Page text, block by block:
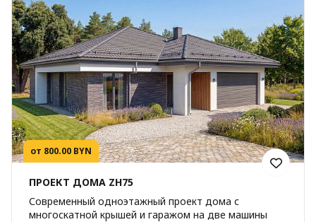
от 800.00 BYN
ПРОЕКТ ДОМА ZH75
Современный одноэтажный проект дома с
многоскатной крышей и гаражом на две машины